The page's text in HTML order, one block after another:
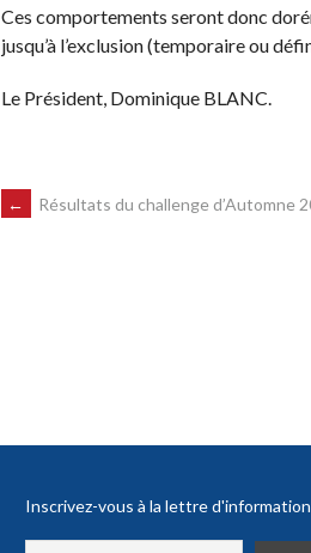
Ces comportements seront donc
jusqu’à l’exclusion (temporaire ou
Le Président, Dominique BLANC.
NAVIGATION
← Résultats du challenge d’Automne
Inscrivez-vous à la lettre